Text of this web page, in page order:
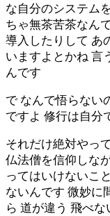
な自分のシステム
ちゃ無茶苦茶なん
導入したりして あ
いますよとかね 言
んです
で なんで悟らない
ですよ 修行は自分
それだけ絶対やっ
仏法僧を信仰しな
ってはいけないこ
ないんです 微妙に
ら 道が違う 飛べ